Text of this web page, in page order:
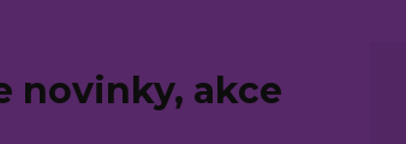
novinky, akce